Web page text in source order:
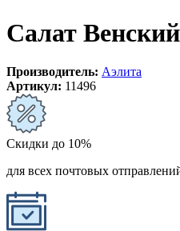
Салат
Производитель: Аэлита
Артикул: 11496
Скидки до 10%
для всех почтовых